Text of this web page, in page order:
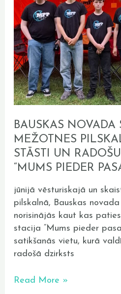
BAUSKAS NOVADA
MEŽOTNES
STĀSTI UN
“MUMS PIEDER
jūnijā vēsturiskajā un
pilskalnā, Bauskas
norisinājās kaut kas
stacija “Mums pieder
satikšanās vietu, kurā
radošā dzirksts
un
radošums
stacijā
“Mums
pieder
pasaule”
Read More »